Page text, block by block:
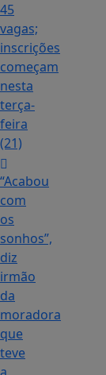
45
vagas;
inscrições
começam
nesta
terça-
feira
(21)
“Acabou
com
os
sonhos”,
diz
irmão
da
moradora
que
teve